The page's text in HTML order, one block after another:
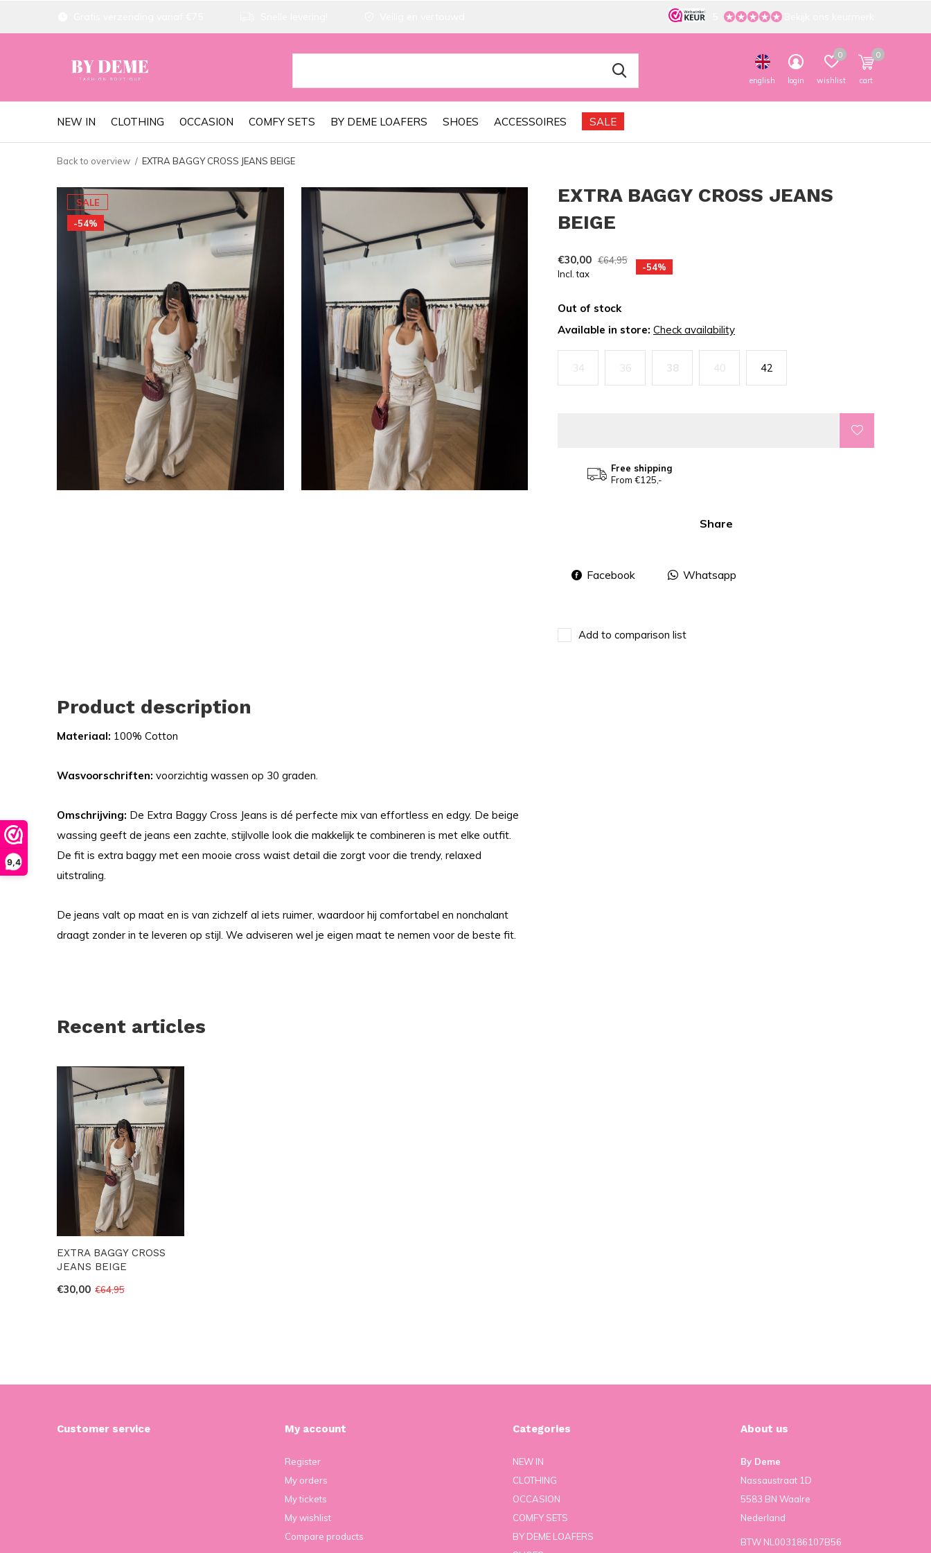
9,4
NEW IN CLOTHING OCCASION COMFY SETS BY DEME LOAFERS SHOES ACCESSOIRES SALE
english login wishlist
0
cart
0
Back to overview EXTRA BAGGY CROSS JEANS BEIGE
SALE
-54%
EXTRA BAGGY CROSS JEANS
BEIGE
€30,00 €64,95
Incl. tax
-54%
Out of stock
Available in store: Check availability
34 36 38 40 42
Free shipping
From €125,-
Share
Facebook Whatsapp
Add to comparison list
Product description
Materiaal: 100% Cotton
Wasvoorschriften: voorzichtig wassen op 30 graden.
Omschrijving: De Extra Baggy Cross Jeans is dé perfecte mix van effortless en edgy. De beige
wassing geeft de jeans een zachte, stijlvolle look die makkelijk te combineren is met elke outfit.
De fit is extra baggy met een mooie cross waist detail die zorgt voor die trendy, relaxed
uitstraling.
De jeans valt op maat en is van zichzelf al iets ruimer, waardoor hij comfortabel en nonchalant
draagt zonder in te leveren op stijl. We adviseren wel je eigen maat te nemen voor de beste fit.
Recent articles
EXTRA BAGGY CROSS
JEANS BEIGE
€30,00 €64,95
Customer service My account
Register
My orders
My tickets
My wishlist
Compare products
Categories
NEW IN
CLOTHING
OCCASION
COMFY SETS
BY DEME LOAFERS
About us
By Deme
Nassaustraat 1D
5583 BN Waalre
Nederland
BTW NL003186107B56